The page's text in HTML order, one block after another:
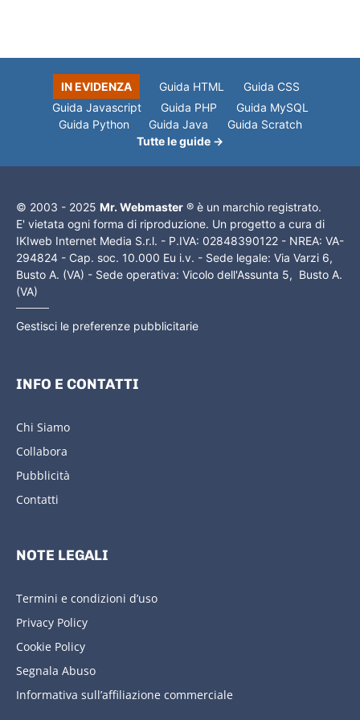
IN EVIDENZA Guida HTML
Guida CSS
Guida Javascript
Guida PHP
Guida MySQL
Guida Python
Guida Java
Guida Scratch
Tutte le guide →
© 2003 - 2025 Mr. Webmaster ® è un marchio registrato.
E' vietata ogni forma di riproduzione. Un progetto a cura di
IKIweb Internet Media S.r.l. - P.IVA: 02848390122 - NREA: VA-
294824 - Cap. soc. 10.000 Eu i.v. - Sede legale: Via Varzi 6,
Busto A. (VA) - Sede operativa: Vicolo dell'Assunta 5, Busto A.
(VA)
Gestisci le preferenze pubblicitarie
INFO E CONTATTI
Chi Siamo
Collabora
Pubblicità
Contatti
NOTE LEGALI
Termini e condizioni d’uso
Privacy Policy
Cookie Policy
Segnala Abuso
Informativa sull’affiliazione commerciale